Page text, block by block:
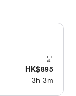
是
HK$895
3h 3m